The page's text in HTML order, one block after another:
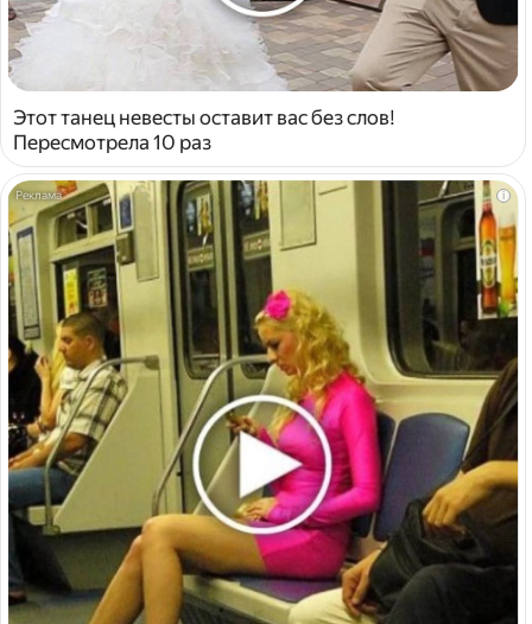
Этот танец невесты оставит вас без слов!
Пересмотрела 10 раз
i